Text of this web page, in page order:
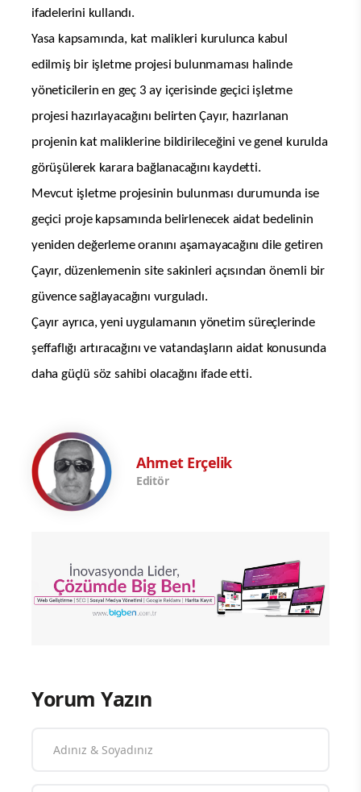
ifadelerini kullandı.
Yasa kapsamında, kat malikleri kurulunca kabul
edilmiş bir işletme projesi bulunmaması halinde
yöneticilerin en geç 3 ay içerisinde geçici işletme
projesi hazırlayacağını belirten Çayır, hazırlanan
projenin kat maliklerine bildirileceğini ve genel kurulda
görüşülerek karara bağlanacağını kaydetti.
Mevcut işletme projesinin bulunması durumunda ise
geçici proje kapsamında belirlenecek aidat bedelinin
yeniden değerleme oranını aşamayacağını dile getiren
Çayır, düzenlemenin site sakinleri açısından önemli bir
güvence sağlayacağını vurguladı.
Çayır ayrıca, yeni uygulamanın yönetim süreçlerinde
şeffaflığı artıracağını ve vatandaşların aidat konusunda
daha güçlü söz sahibi olacağını ifade etti.
Ahmet Erçelik
Editör
Yorum Yazın